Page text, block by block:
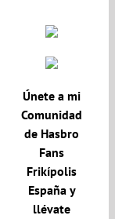
Únete a mi
Comunidad
de Hasbro
Fans
Frikípolis
España y
llévate